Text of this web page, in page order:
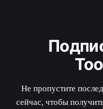
Не пропустите
сейчас, чтобы